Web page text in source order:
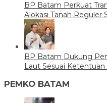
BP Batam Perkuat
Alokasi Tanah Reguler
BP Batam Dukung
Laut Sesuai
PEMKO BATAM